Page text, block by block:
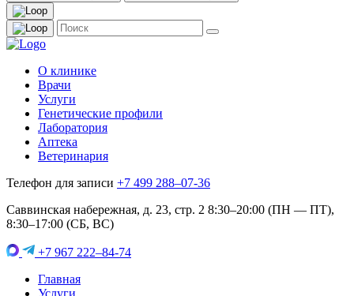
О клинике
Врачи
Услуги
Генетические профили
Лаборатория
Аптека
Ветеринария
Телефон для записи +7 499 288–07-36
Саввинская набережная, д. 23, стр. 2 8:30–20:00 (ПН — ПТ),
8:30–17:00 (СБ, ВС)
+7 967 222–84-74
Главная
Услуги